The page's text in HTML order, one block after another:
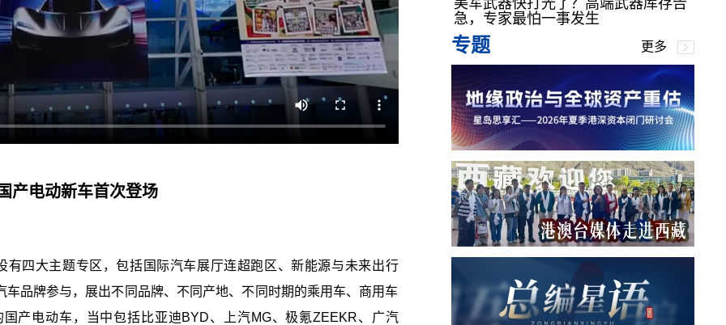
产电动新车首次登场
四大主题专区，包括国际汽车展厅连超跑区、新能源与未来出行
品牌参与，展出不同品牌、不同产地、不同时期的乘用车、商用车
产电动车，当中包括比亚迪BYD、上汽MG、极氪ZEEKR、广汽
美军武器快打光了？高端武器库存告
急，专家最怕一事发生
专题 更多